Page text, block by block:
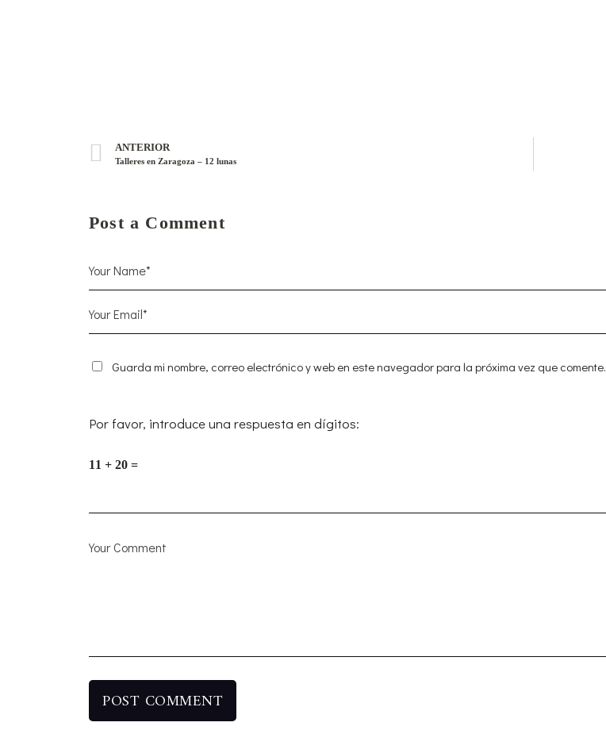
ANTERIOR
Talleres en Zaragoza – 12 lunas
Post a Comment
Guarda mi nombre, correo electrónico y web en este navegador para la próxima vez que comente.
Por favor, introduce una respuesta en dígitos:
11 + 20 =